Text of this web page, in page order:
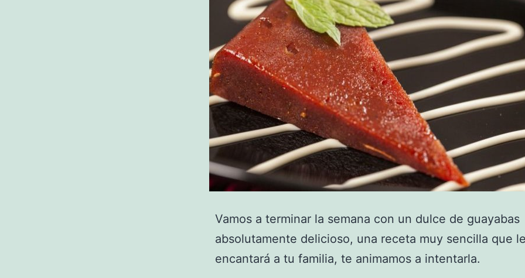
Vamos a terminar la semana con un dulce de guayabas
absolutamente delicioso, una receta muy sencilla que
encantará a tu familia, te animamos a intentarla.